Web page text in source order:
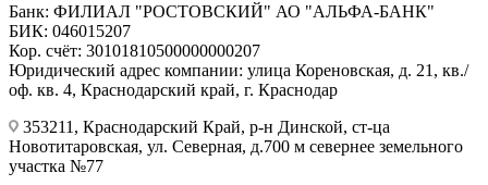
Банк: ФИЛИАЛ "РОСТОВСКИЙ" АО "АЛЬФА-БАНК"
БИК: 046015207
Кор. счёт: 30101810500000000207
Юридический адрес компании: улица Кореновская, д. 21, кв./
оф. кв. 4, Краснодарский край, г. Краснодар
353211, Краснодарский Край, р-н Динской, ст-ца
Новотитаровская, ул. Северная, д.700 м севернее земельного
участка №77